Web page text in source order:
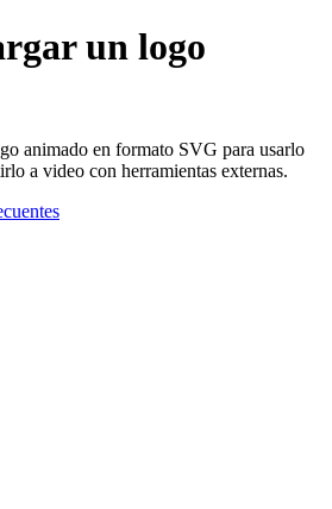
un logo
animado en formato SVG para usarlo
a video con herramientas externas.